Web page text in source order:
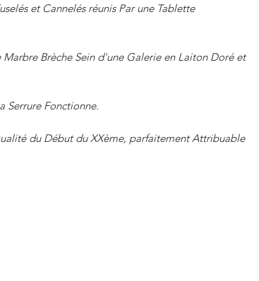
et Cannelés réunis Par une Tablette
Marbre Brèche Sein d'une Galerie en Laiton Doré et
Serrure Fonctionne.
du Début du XXème, parfaitement Attribuable